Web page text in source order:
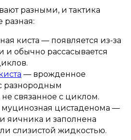
разными, и тактика
разная:
киста — появляется из-за
и обычно рассасывается
— врожденное
разнородным
связанное с циклом.
муцинозная цистаденома —
яичника и заполнена
слизистой жидкостью.